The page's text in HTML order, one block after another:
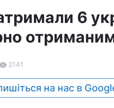
6
2141
на нас в